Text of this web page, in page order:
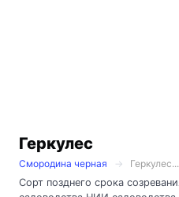
Геркулес
Смородина черная
Геркулес...
Сорт позднего срока